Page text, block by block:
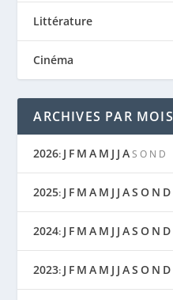
Littérature
Cinéma
ARCHIVES PAR MOIS
2026: J F M A M J J A S O N D
2025: J F M A M J J AS O N D
2024: J F M A M J J AS O N D
2023: J F M A M J J AS O N D